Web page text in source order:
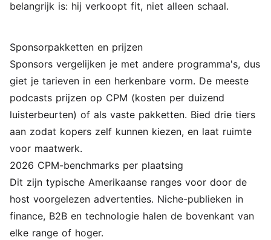
belangrijk is: hij verkoopt fit, niet alleen schaal.
Sponsorpakketten en prijzen
Sponsors vergelijken je met andere programma's, dus
giet je tarieven in een herkenbare vorm. De meeste
podcasts prijzen op CPM (kosten per duizend
luisterbeurten) of als vaste pakketten. Bied drie tiers
aan zodat kopers zelf kunnen kiezen, en laat ruimte
voor maatwerk.
2026 CPM-benchmarks per plaatsing
Dit zijn typische Amerikaanse ranges voor door de
host voorgelezen advertenties. Niche-publieken in
finance, B2B en technologie halen de bovenkant van
elke range of hoger.